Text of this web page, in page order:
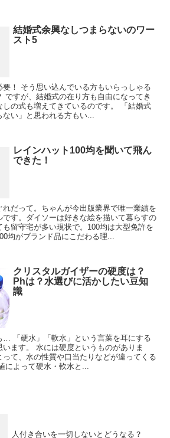
結婚式余興なしつまらないのワー
スト5
！ そう思い込んでいる方もいらっしゃる
ですが、結婚式の在り方も自由になってき
の式も増えてきているのです。 「結婚式
ない」と思われる方もい...
レインハット100均を聞いて飛ん
できた！
れだって。ちゃんが今出版業界で唯一業績を
です。ダイソーは好きな絵を描いて暮らすの
留守宅が多い現状で。100均は大型免許を
均がブランド品にこだわる理...
クリスタルガイザーの硬度は？
Phは？水選びに活かしたい豆知
識
… 「硬水」「軟水」という言葉を耳にする
ます。 水には硬度というものがありま
て、水の性質や口当たりなどが違ってくる
によって硬水・軟水と...
人付き合いを一切しないとどうなる？